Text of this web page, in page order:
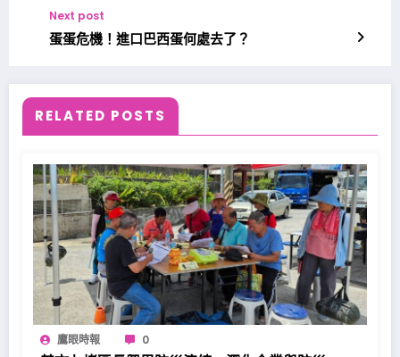
Next post
蛋蛋危機！進口巴西蛋何處去了？
RELATED POSTS
鷹眼時報 0